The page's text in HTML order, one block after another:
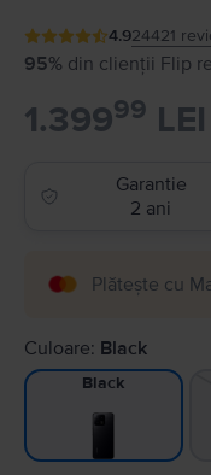
4.924421
95% din clienții Flip
1.39999 LEI
Garantie
2 ani
Plătește cu
Culoare: Black
Black